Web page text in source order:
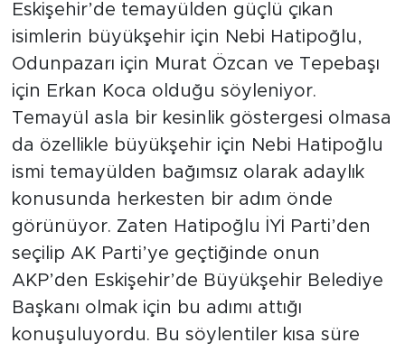
Eskişehir’de temayülden güçlü çıkan
isimlerin büyükşehir için Nebi Hatipoğlu,
Odunpazarı için Murat Özcan ve Tepebaşı
için Erkan Koca olduğu söyleniyor.
Temayül asla bir kesinlik göstergesi olmasa
da özellikle büyükşehir için Nebi Hatipoğlu
ismi temayülden bağımsız olarak adaylık
konusunda herkesten bir adım önde
görünüyor. Zaten Hatipoğlu İYİ Parti’den
seçilip AK Parti’ye geçtiğinde onun
AKP’den Eskişehir’de Büyükşehir Belediye
Başkanı olmak için bu adımı attığı
konuşuluyordu. Bu söylentiler kısa süre